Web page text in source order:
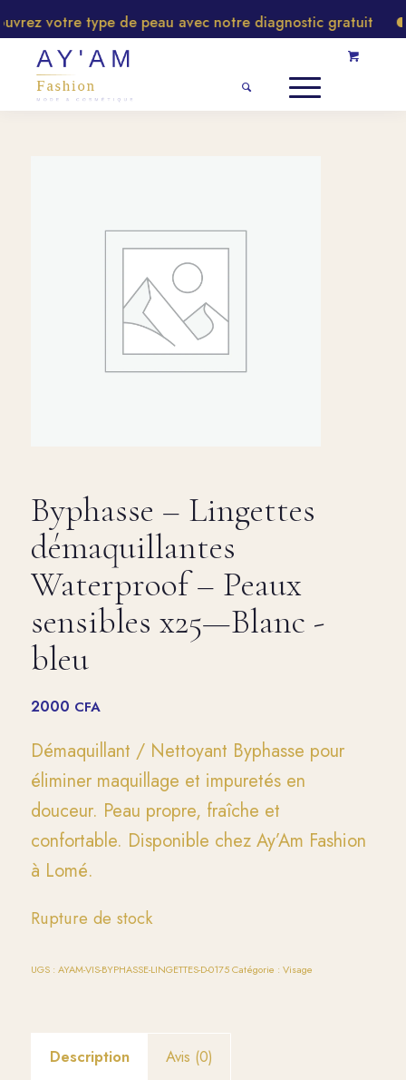
votre type de peau avec notre diagnostic gratuit
Byphasse – Lingettes
démaquillantes
Waterproof – Peaux
sensibles x25—Blanc -
bleu
2000 CFA
Démaquillant / Nettoyant Byphasse pour
éliminer maquillage et impuretés en
douceur. Peau propre, fraîche et
confortable. Disponible chez Ay’Am Fashion
à Lomé.
Rupture de stock
UGS : AYAM-VIS-BYPHASSE-LINGETTES-D-0175 Catégorie : Visage
Description Avis (0)